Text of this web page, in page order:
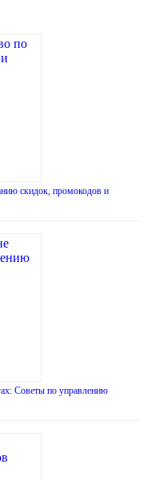
скидок, промокодов и
Советы по управлению